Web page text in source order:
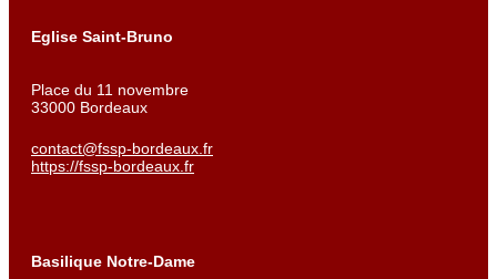
Eglise Saint-Bruno
Place du 11 novembre
33000 Bordeaux
contact@fssp-bordeaux.fr
https://fssp-bordeaux.fr
Basilique Notre-Dame